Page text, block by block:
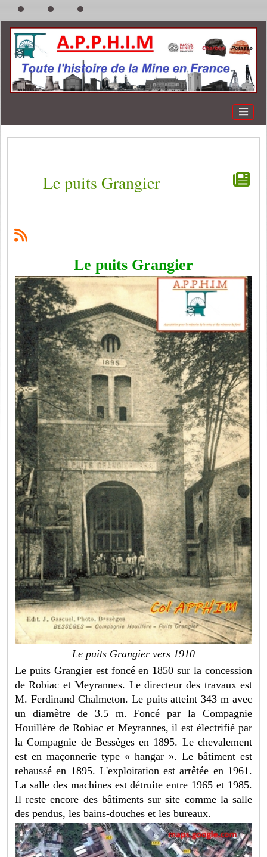
Le puits Grangier
Le puits Grangier
Le puits Grangier vers 1910
Le puits Grangier est foncé en 1850 sur la concession
de Robiac et Meyrannes. Le directeur des travaux est
M. Ferdinand Chalmeton. Le puits atteint 343 m avec
un diamètre de 3.5 m. Foncé par la Compagnie
Houillère de Robiac et Meyrannes, il est électrifié par
la Compagnie de Bessèges en 1895. Le chevalement
est en maçonnerie type « hangar ». Le bâtiment est
rehaussé en 1895. L'exploitation est arrêtée en 1961.
La salle des machines est détruite entre 1965 et 1985.
Il reste encore des bâtiments sur site comme la salle
des pendus, les bains-douches et les bureaux.